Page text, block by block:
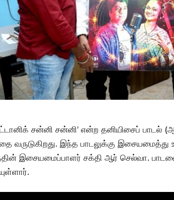
சன்னி சன்னி’ என்ற தனியிசைப் பாடல்
வருடுகிறது. இந்த பாடலுக்கு இசையமைத்து
இசையமைப்பாளர் சக்தி ஆர் செல்வா.